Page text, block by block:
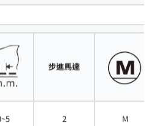
步進馬達
2 M